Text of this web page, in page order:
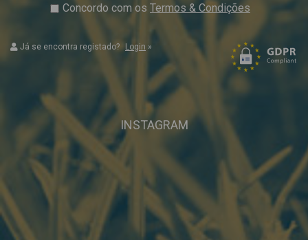
Concordo com os Termos & Condições
Já se encontra registado? Login »
INSTAGRAM